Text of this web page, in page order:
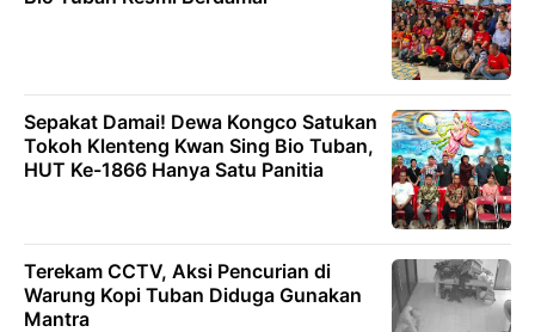
Sepakat Damai! Dewa Kongco Satukan
Tokoh Klenteng Kwan Sing Bio Tuban,
HUT Ke-1866 Hanya Satu Panitia
Terekam CCTV, Aksi Pencurian di
Warung Kopi Tuban Diduga Gunakan
Mantra